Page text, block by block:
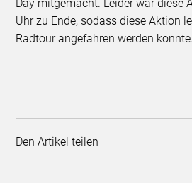
Day mitgemacht. Leider war diese
Uhr zu Ende, sodass diese Aktion
Radtour angefahren werden konnte.
Den Artikel teilen